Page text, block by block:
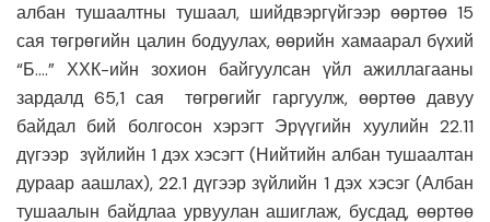
албан тушаалтны тушаал, шийдвэргүйгээр өөртөө 15
сая төгрөгийн цалин бодуулах, өөрийн хамаарал бүхий
“Б….” ХХК-ийн зохион байгуулсан үйл ажиллагааны
зардалд 65,1 сая төгрөгийг гаргуулж, өөртөө давуу
байдал бий болгосон хэрэгт Эрүүгийн хуулийн 22.11
дүгээр зүйлийн 1 дэх хэсэгт (Нийтийн албан тушаалтан
дураар аашлах), 22.1 дүгээр зүйлийн 1 дэх хэсэг (Албан
тушаалын байдлаа урвуулан ашиглаж, бусдад, өөртөө